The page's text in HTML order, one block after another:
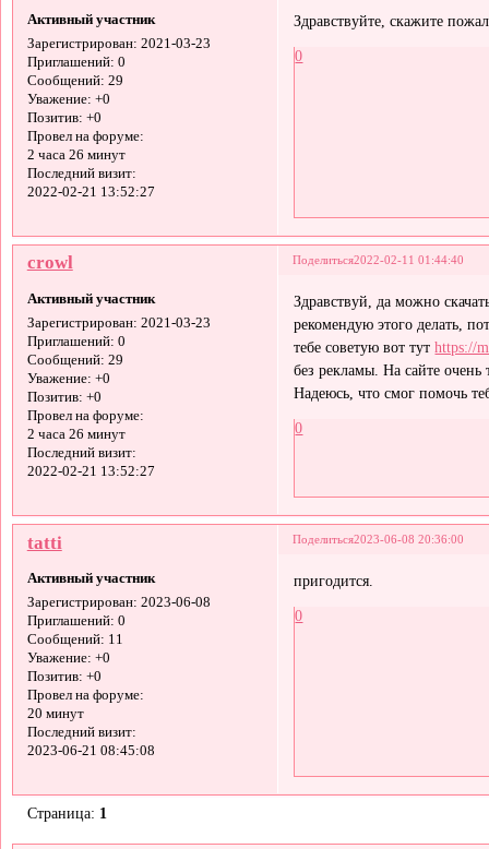
Активный участник
Зарегистрирован: 2021-03-23
Приглашений: 0
Сообщений: 29
Уважение: +0
Позитив: +0
Провел на форуме:
2 часа 26 минут
Последний визит:
2022-02-21 13:52:27
Здравствуйте, скажите
0
Поделиться2022-02-11 01:44:40
crowl
Активный участник
Зарегистрирован: 2021-03-23
Приглашений: 0
Сообщений: 29
Уважение: +0
Позитив: +0
Провел на форуме:
2 часа 26 минут
Последний визит:
2022-02-21 13:52:27
Здравствуй, да можно
рекомендую этого делать,
тебе советую вот тутhttps://
без рекламы. На сайте
Надеюсь, что смог помочь
0
Поделиться2023-06-08 20:36:00
tatti
Активный участник
Зарегистрирован: 2023-06-08
Приглашений: 0
Сообщений: 11
Уважение: +0
Позитив: +0
Провел на форуме:
20 минут
Последний визит:
2023-06-21 08:45:08
пригодится.
0
Страница: 1